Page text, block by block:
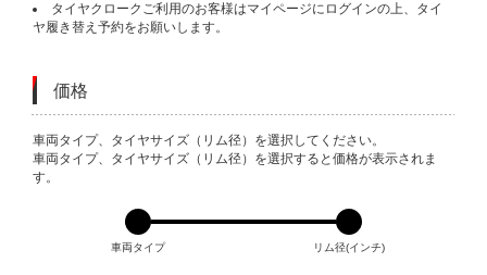
タイヤクロークご利用のお客様はマイページにログインの上、タイ
ヤ履き替え予約をお願いします。
価格
VARIATIONS
車両タイプ、タイヤサイズ（リム径）を選択してください。
車両タイプ、タイヤサイズ（リム径）を選択すると価格が表示されま
す。
車両タイプ リム径(インチ)